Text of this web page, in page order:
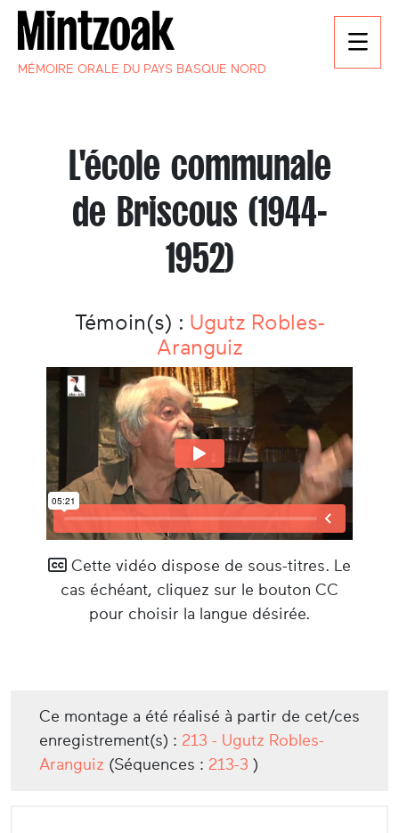
MÉMOIRE ORALE DU PAYS BASQUE NORD
L'école communale
de Briscous (1944-
1952)
Témoin(s) : Ugutz Robles-
Aranguiz
Cette vidéo dispose de sous-titres. Le
cas échéant, cliquez sur le bouton CC
pour choisir la langue désirée.
Ce montage a été réalisé à partir de cet/ces
enregistrement(s) : 213 - Ugutz Robles-
Aranguiz (Séquences : 213-3 )